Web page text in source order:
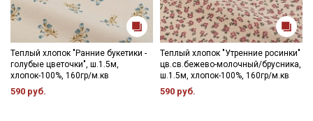
Теплый хлопок "Ранние букетики -
голубые цветочки", ш.1.5м,
хлопок-100%, 160гр/м.кв
590 руб.
Теплый хлопок "Утренние росинки"
цв.св.бежево-молочный/брусника,
ш.1.5м, хлопок-100%, 160гр/м.кв
590 руб.